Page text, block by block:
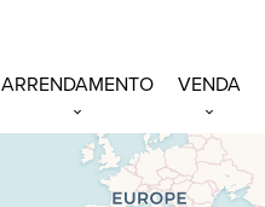
ARRENDAMENTO VENDA